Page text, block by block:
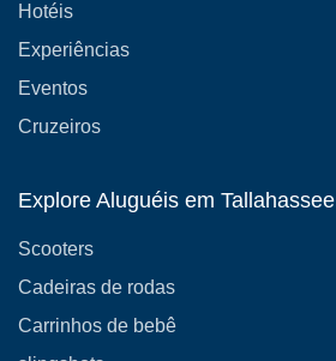
Hotéis
Experiências
Eventos
Cruzeiros
Explore Aluguéis em Tallahassee
Scooters
Cadeiras de rodas
Carrinhos de bebê